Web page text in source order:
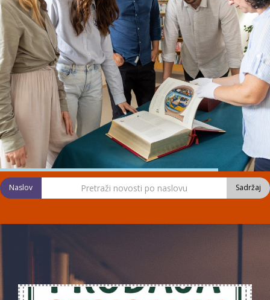
Naslov Sadržaj